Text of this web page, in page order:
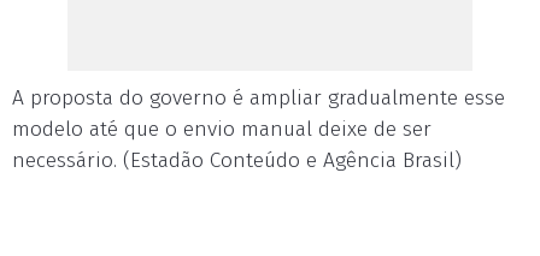
A proposta do governo é ampliar gradualmente esse
modelo até que o envio manual deixe de ser
necessário. (Estadão Conteúdo e Agência Brasil)